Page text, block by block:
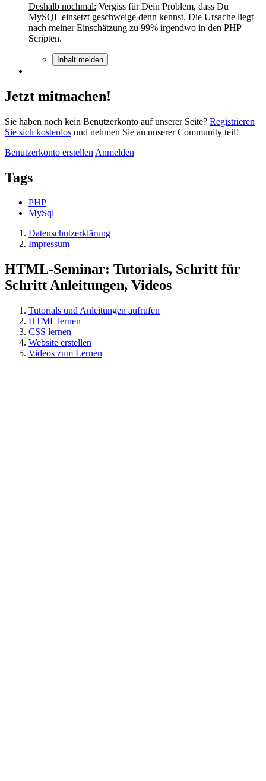
Deshalb nochmal: Vergiss für Dein Problem, dass Du
MySQL einsetzt geschweige denn kennst. Die Ursache liegt
nach meiner Einschätzung zu 99% irgendwo in den PHP
Scripten.
Inhalt melden
Jetzt mitmachen!
Sie haben noch kein Benutzerkonto auf unserer Seite? Registrieren
Sie sich kostenlos und nehmen Sie an unserer Community teil!
Benutzerkonto erstellen Anmelden
Tags
PHP
MySql
Datenschutzerklärung
Impressum
HTML-Seminar: Tutorials, Schritt für
Schritt Anleitungen, Videos
Tutorials und Anleitungen aufrufen
HTML lernen
CSS lernen
Website erstellen
Videos zum Lernen